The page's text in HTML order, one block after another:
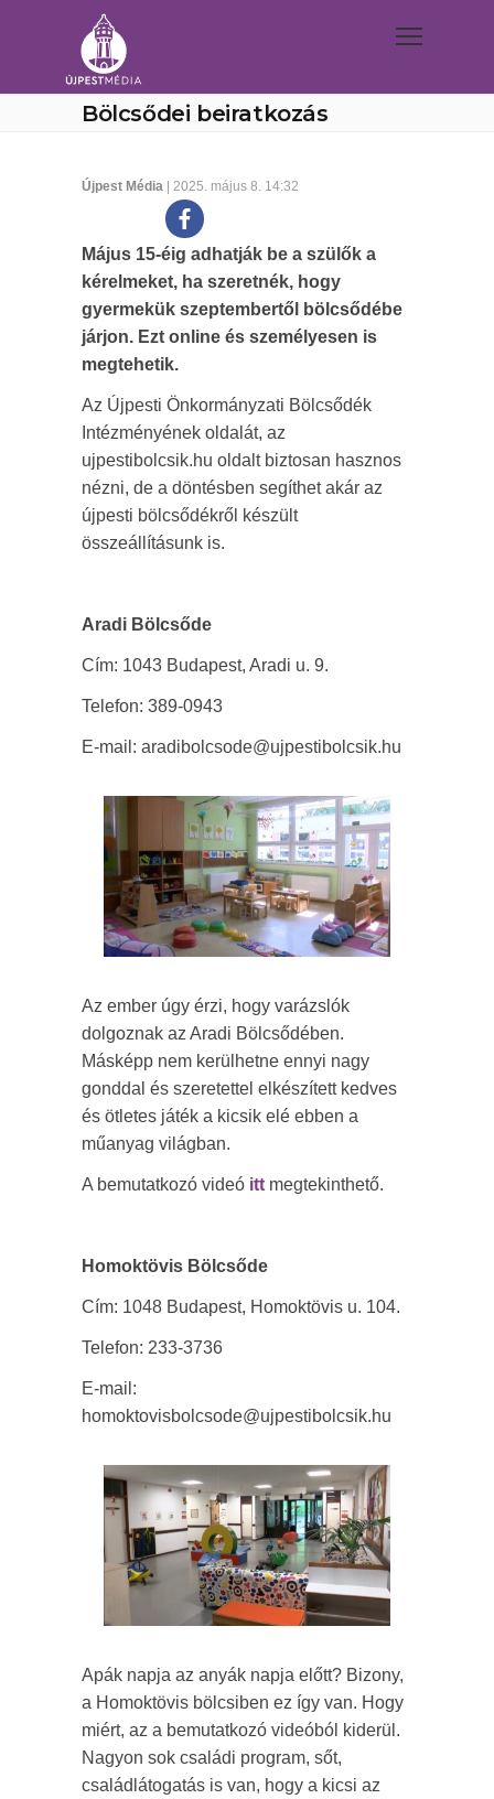
Bölcsődei beiratkozás
Újpest Média | 2025. május 8. 14:32
Május 15-éig adhatják be a szülők a
kérelmeket, ha szeretnék, hogy
gyermekük szeptembertől bölcsődébe
járjon. Ezt online és személyesen is
megtehetik.
Az Újpesti Önkormányzati Bölcsődék
Intézményének oldalát, az
ujpestibolcsik.hu oldalt biztosan hasznos
nézni, de a döntésben segíthet akár az
újpesti bölcsődékről készült
összeállításunk is.
Aradi Bölcsőde
Cím: 1043 Budapest, Aradi u. 9.
Telefon: 389-0943
E-mail: aradibolcsode@ujpestibolcsik.hu
Az ember úgy érzi, hogy varázslók
dolgoznak az Aradi Bölcsődében.
Másképp nem kerülhetne ennyi nagy
gonddal és szeretettel elkészített kedves
és ötletes játék a kicsik elé ebben a
műanyag világban.
A bemutatkozó videó itt megtekinthető.
Homoktövis Bölcsőde
Cím: 1048 Budapest, Homoktövis u. 104.
Telefon: 233-3736
E-mail:
homoktovisbolcsode@ujpestibolcsik.hu
Apák napja az anyák napja előtt? Bizony,
a Homoktövis bölcsiben ez így van. Hogy
miért, az a bemutatkozó videóból kiderül.
Nagyon sok családi program, sőt,
családlátogatás is van, hogy a kicsi az